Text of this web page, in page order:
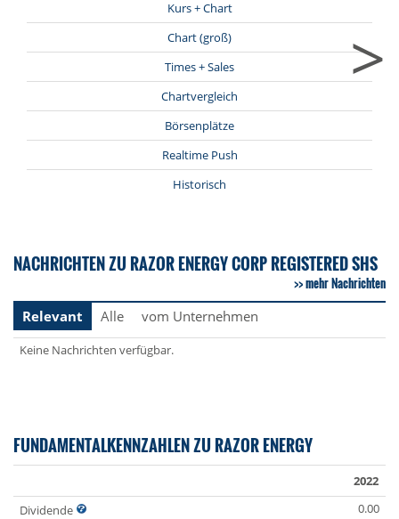
Kurs + Chart
Chart (groß)
Times + Sales
Chartvergleich
Börsenplätze
Realtime Push
Historisch
>
NACHRICHTEN ZU RAZOR ENERGY CORP REGISTERED SHS
mehr Nachrichten
Relevant
Alle vom Unternehmen
Keine Nachrichten verfügbar.
FUNDAMENTALKENNZAHLEN ZU RAZOR ENERGY
2022
Dividende
0.00